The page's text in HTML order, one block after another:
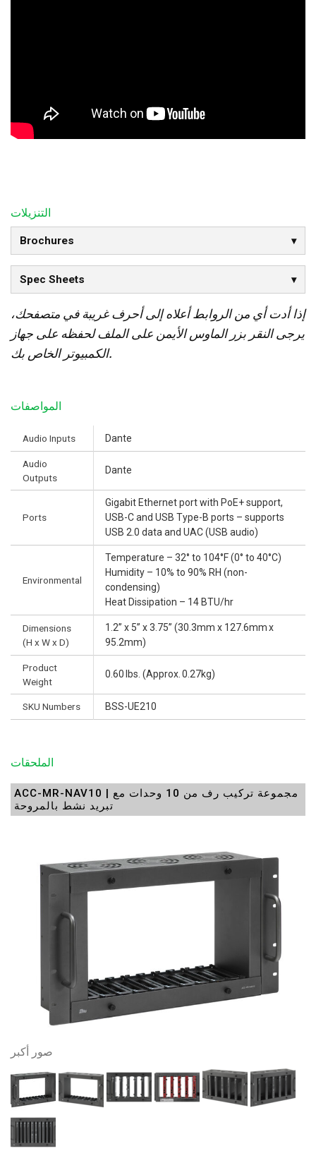
التنزيلات
Brochures
Spec Sheets
إذا أدت أي من الروابط أعلاه إلى أحرف غريبة في متصفحك،
يرجى النقر بزر الماوس الأيمن على الملف لحفظه على جهاز
الكمبيوتر الخاص بك.
المواصفات
Audio Inputs Dante
Audio
Outputs
Dante
Ports
Gigabit Ethernet port with PoE+ support,
USB-C and USB Type-B ports – supports
USB 2.0 data and UAC (USB audio)
Environmental
Temperature – 32° to 104°F (0° to 40°C)
Humidity – 10% to 90% RH (non-
condensing)
Heat Dissipation – 14 BTU/hr
Dimensions
(H x W x D)
1.2” x 5” x 3.75” (30.3mm x 127.6mm x
95.2mm)
Product
Weight
0.60 lbs. (Approx. 0.27kg)
SKU Numbers BSS-UE210
الملحقات
ACC-MR-NAV10 | مجموعة تركيب رف من 10 وحدات مع
تبريد نشط بالمروحة
صور أكبر